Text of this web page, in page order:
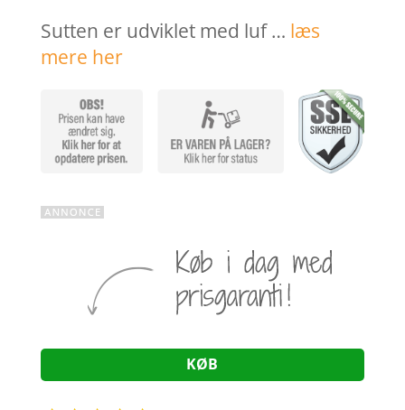
Sutten er udviklet med luf … læs
mere her
KØB